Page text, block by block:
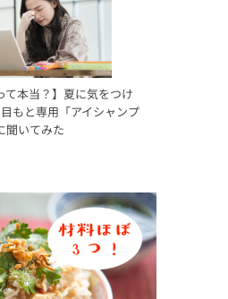
て本当？】夏に気をつけ
もと専用「アイシャンプ
聞いてみた